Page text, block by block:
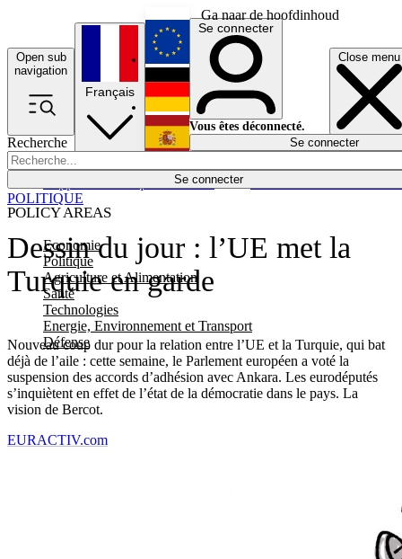
Ga naar de hoofdinhoud
Open sub
navigation
Close menu
Recherche
Se connecter
POLICY AREAS
Economie
Politique
Agriculture et Alimentation
Santé
Technologies
Energie, Environnement et Transport
Défense
Économie
Français
English
Deutsch
Español
Se connecter
Vous êtes déconnecté.
Se connecter
Dessin du jour : l’UE met la
Turquie en garde
Nouveau coup dur pour la relation entre l’UE et la Turquie, qui bat
déjà de l’aile : cette semaine, le Parlement européen a voté la
suspension des accords d’adhésion avec Ankara. Les eurodéputés
s’inquiètent en effet de l’état de la démocratie dans le pays. La
vision de Bercot.
POLITIQUE
EURACTIV.com